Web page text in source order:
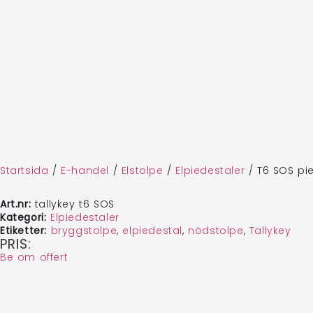
Startsida / E-handel / Elstolpe / Elpiedestaler /T6 SOS
Art.nr: tallykey t6 SOS
Kategori: Elpiedestaler
Etiketter: bryggstolpe, elpiedestal, nödstolpe, Tallykey
PRIS:
Be om offert